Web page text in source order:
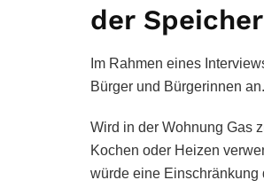
der
Im Rahmen eines
Bürger und Bürgerinnen an.
Wird in der Wohnung Gas
Kochen oder Heizen
würde eine Einschränkung